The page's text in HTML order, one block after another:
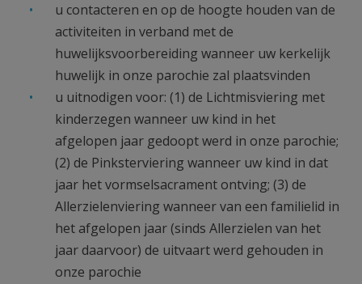
u contacteren en op de hoogte houden van de
activiteiten in verband met de
huwelijksvoorbereiding wanneer uw kerkelijk
huwelijk in onze parochie zal plaatsvinden
u uitnodigen voor: (1) de Lichtmisviering met
kinderzegen wanneer uw kind in het
afgelopen jaar gedoopt werd in onze parochie;
(2) de Pinksterviering wanneer uw kind in dat
jaar het vormselsacrament ontving; (3) de
Allerzielenviering wanneer van een familielid in
het afgelopen jaar (sinds Allerzielen van het
jaar daarvoor) de uitvaart werd gehouden in
onze parochie